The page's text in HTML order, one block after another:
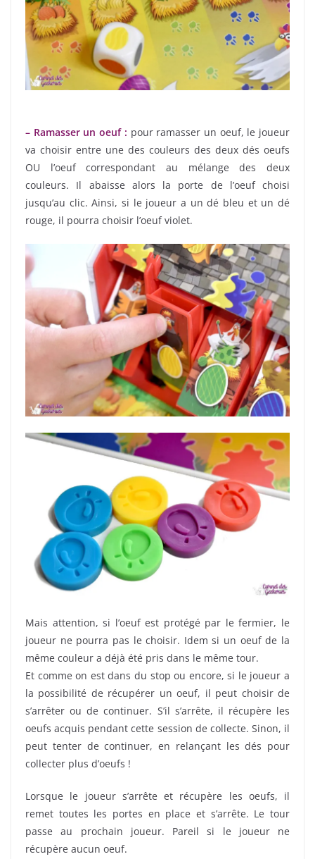
– Ramasser un oeuf : pour ramasser un oeuf, le joueur
va choisir entre une des couleurs des deux dés oeufs
OU l’oeuf correspondant au mélange des deux
couleurs. Il abaisse alors la porte de l’oeuf choisi
jusqu’au clic. Ainsi, si le joueur a un dé bleu et un dé
rouge, il pourra choisir l’oeuf violet.
Mais attention, si l’oeuf est protégé par le fermier, le
joueur ne pourra pas le choisir. Idem si un oeuf de la
même couleur a déjà été pris dans le même tour.
Et comme on est dans du stop ou encore, si le joueur a
la possibilité de récupérer un oeuf, il peut choisir de
s’arrêter ou de continuer. S’il s’arrête, il récupère les
oeufs acquis pendant cette session de collecte. Sinon, il
peut tenter de continuer, en relançant les dés pour
collecter plus d’oeufs !
Lorsque le joueur s’arrête et récupère les oeufs, il
remet toutes les portes en place et s’arrête. Le tour
passe au prochain joueur. Pareil si le joueur ne
récupère aucun oeuf.